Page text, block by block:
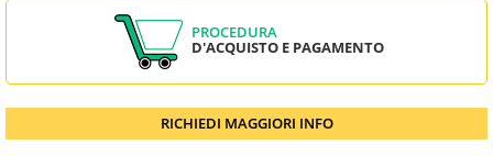
PROCEDURA
D'ACQUISTO E PAGAMENTO
RICHIEDI MAGGIORI INFO